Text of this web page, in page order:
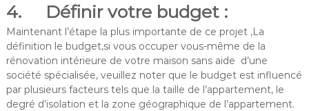
4. Définir votre budget :
Maintenant l’étape la plus importante de ce projet ,La
définition le budget,si vous occuper vous-même de la
rénovation intérieure de votre maison sans aide d’une
société spécialisée, veuillez noter que le budget est influencé
par plusieurs facteurs tels que la taille de l’appartement, le
degré d’isolation et la zone géographique de l’appartement.